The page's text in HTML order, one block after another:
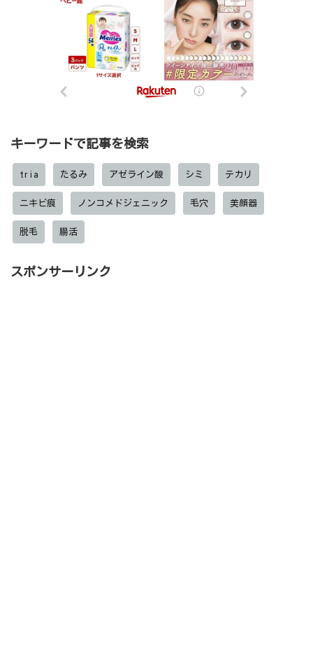
キーワードで記事を検索
tria たるみ アゼライン酸 シミ テカリ
ニキビ痕 ノンコメドジェニック 毛穴 美顔器
脱毛 腸活
スポンサーリンク